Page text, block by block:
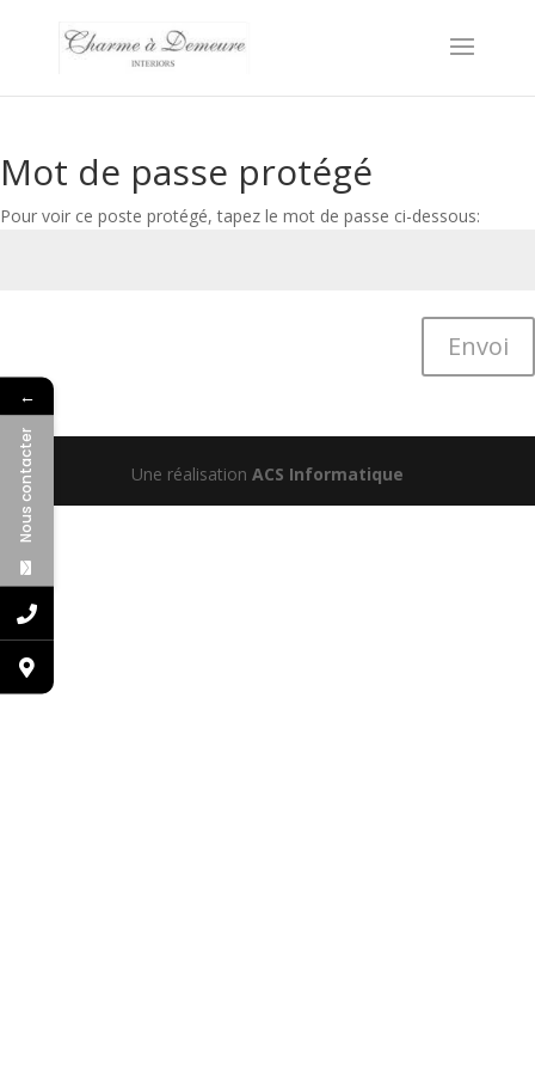
Mot de passe protégé
Pour voir ce poste protégé, tapez le mot de passe ci-dessous:
Envoi
Une réalisation ACS Informatique
←
Nous contacter